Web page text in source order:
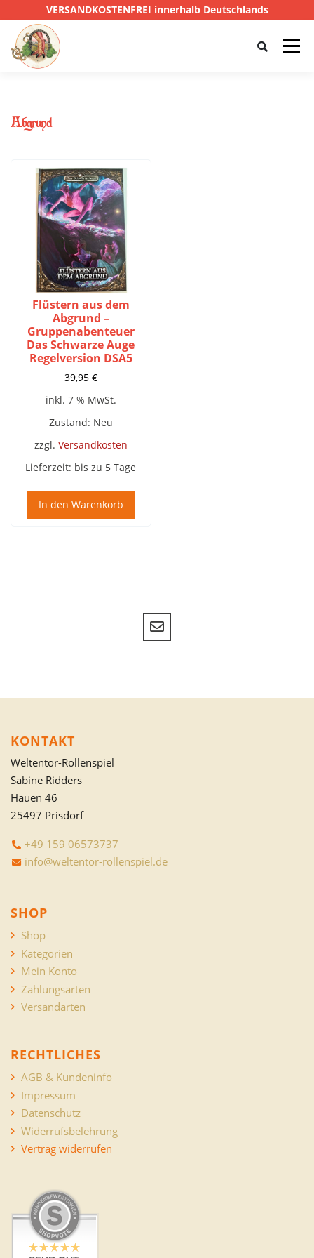
VERSANDKOSTENFREI innerhalb Deutschlands
Menü
SONSTIGE
Abgrund
Flüstern aus dem
Abgrund –
Gruppenabenteuer
Das Schwarze Auge
Regelversion DSA5
39,95 €
inkl. 7 % MwSt.
Zustand: Neu
zzgl. Versandkosten
Lieferzeit: bis zu 5 Tage
In den Warenkorb
KONTAKT
Weltentor-Rollenspiel
Sabine Ridders
Hauen 46
25497 Prisdorf
+49 159 06573737
info@weltentor-rollenspiel.de
SHOP
Shop
Kategorien
Mein Konto
Zahlungsarten
Versandarten
RECHTLICHES
AGB & Kundeninfo
Impressum
Datenschutz
Widerrufsbelehrung
Vertrag widerrufen